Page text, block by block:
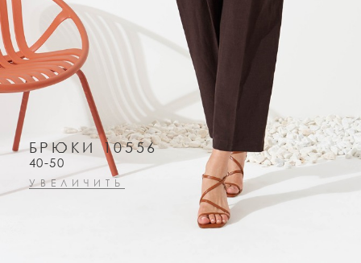
БРЮКИ 10556
40-50
УВЕЛИЧИТЬ